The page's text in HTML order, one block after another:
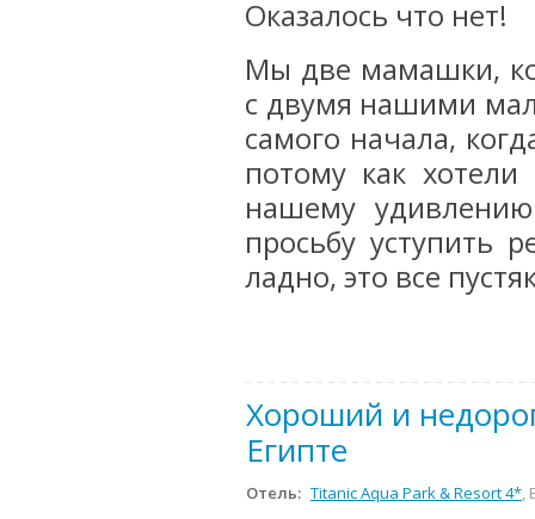
Оказалось что нет!
Мы две мамашки,
с двумя нашими
самого начала,
потому как
нашему
просьбу уступить
ладно, это все
Хороший и
Египте
Отель: Titanic Aqua Park & Resort 4*,